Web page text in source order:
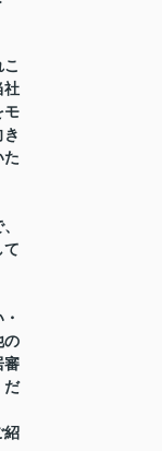
社
モ
た
て
の
審
だ
紹